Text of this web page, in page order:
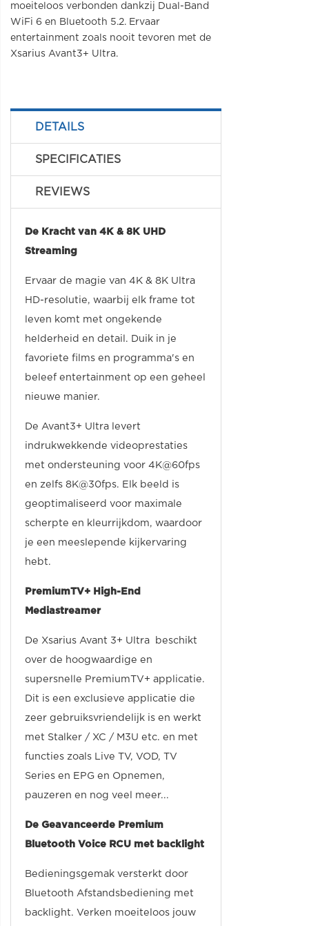
moeiteloos verbonden dankzij Dual-Band
WiFi 6 en Bluetooth 5.2. Ervaar
entertainment zoals nooit tevoren met de
Xsarius Avant3+ Ultra.
DETAILS
SPECIFICATIES
REVIEWS
De Kracht van 4K & 8K UHD
Streaming
Ervaar de magie van 4K & 8K Ultra
HD-resolutie, waarbij elk frame tot
leven komt met ongekende
helderheid en detail. Duik in je
favoriete films en programma's en
beleef entertainment op een geheel
nieuwe manier.
De Avant3+ Ultra levert
indrukwekkende videoprestaties
met ondersteuning voor 4K@60fps
en zelfs 8K@30fps. Elk beeld is
geoptimaliseerd voor maximale
scherpte en kleurrijkdom, waardoor
je een meeslepende kijkervaring
hebt.
PremiumTV+ High-End
Mediastreamer
De Xsarius Avant 3+ Ultra beschikt
over de hoogwaardige en
supersnelle PremiumTV+ applicatie.
Dit is een exclusieve applicatie die
zeer gebruiksvriendelijk is en werkt
met Stalker / XC / M3U etc. en met
functies zoals Live TV, VOD, TV
Series en EPG en Opnemen,
pauzeren en nog veel meer...
De Geavanceerde Premium
Bluetooth Voice RCU met backlight
Bedieningsgemak versterkt door
Bluetooth Afstandsbediening met
backlight. Verken moeiteloos jouw